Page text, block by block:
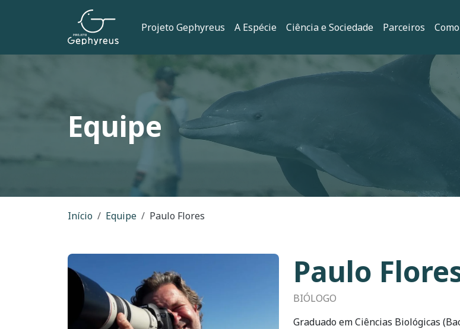
Pular para o conteúdo principal
Navegação principal
Projeto Gephyreus A Espécie Ciência e Sociedade Parceiros
Equipe
Trilha de navegação
Início Equipe Paulo Flores
Imagem Paulo
BIÓLOGO
Graduado em Ciências Biológicas